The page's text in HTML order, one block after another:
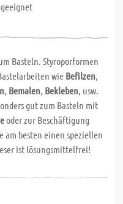
Basteln. Styroporformen
wie Befilzen,
, Bemalen, Bekleben, usw.
gut zum Basteln mit
oder zur Beschäftigung
am besten einen speziellen
ist lösungsmittelfrei!